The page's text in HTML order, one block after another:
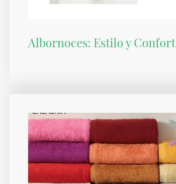
Albornoces: Estilo y Confort